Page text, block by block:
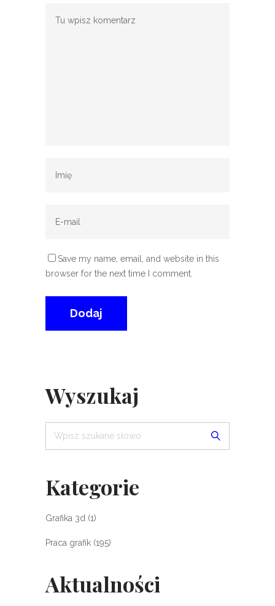
Save my name, email, and website in this
browser for the next time I comment.
Wyszukaj
Kategorie
Grafika 3d (1)
Praca grafik (195)
Aktualności